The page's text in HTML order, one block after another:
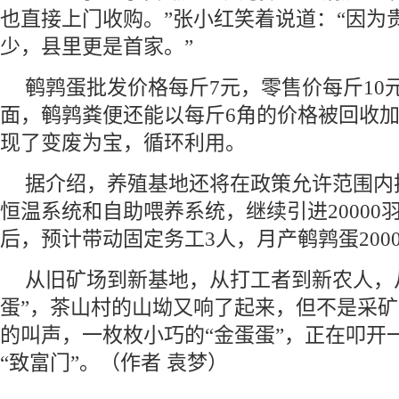
也直接上门收购。”张小红笑着说道：“因为
少，县里更是首家。”
鹌鹑蛋批发价格每斤7元，零售价每斤10
面，鹌鹑粪便还能以每斤6角的价格被回收
现了变废为宝，循环利用。
据介绍，养殖基地还将在政策允许范围
恒温系统和自助喂养系统，继续引进20000
后，预计带动固定务工3人，月产鹌鹑蛋
从旧矿场到新基地，从打工者到新农人
蛋”，茶山村的山坳又响了起来，但不是采
的叫声，一枚枚小巧的“金蛋蛋”，正在叩开
“致富门”。（作者 袁梦）